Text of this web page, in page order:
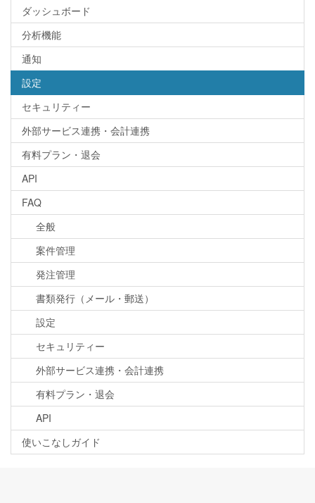
ダッシュボード
分析機能
通知
設定
セキュリティー
外部サービス連携・会計連携
有料プラン・退会
API
FAQ
全般
案件管理
発注管理
書類発行（メール・郵送）
設定
セキュリティー
外部サービス連携・会計連携
有料プラン・退会
API
使いこなしガイド